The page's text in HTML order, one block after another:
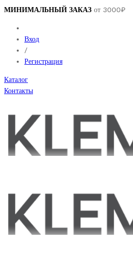
МИНИМАЛЬНЫЙ ЗАКАЗ от 3000₽
Вход
/
Регистрация
Каталог
Контакты